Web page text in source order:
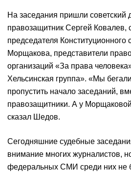
На заседания пришли советский
правозащитник Сергей Ковалев,
председателя Конституционного
Морщакова, представители
организаций «За права
Хельсинская группа». «Мы
пропустить начало заседаний,
правозащитники. А у
сказал Шедов.
Сегодняшние судебные
внимание многих журналистов,
федеральных СМИ среди них не